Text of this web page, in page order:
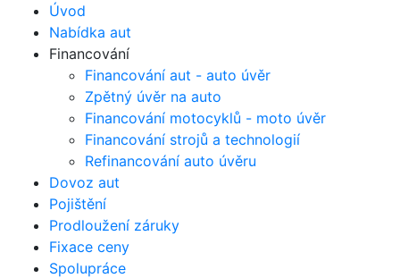
Úvod
Nabídka aut
Financování
Financování aut - auto úvěr
Zpětný úvěr na auto
Financování motocyklů - moto úvěr
Financování strojů a technologií
Refinancování auto úvěru
Dovoz aut
Pojištění
Prodloužení záruky
Fixace ceny
Spolupráce